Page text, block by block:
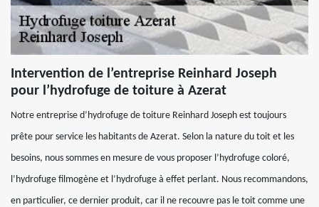
Intervention de l’entreprise Reinhard Joseph
pour l’hydrofuge de toiture à Azerat
Notre entreprise d’hydrofuge de toiture Reinhard Joseph est toujours
prête pour service les habitants de Azerat. Selon la nature du toit et les
besoins, nous sommes en mesure de vous proposer l’hydrofuge coloré,
l’hydrofuge filmogène et l’hydrofuge à effet perlant. Nous recommandons,
en particulier, ce dernier produit, car il ne recouvre pas le toit comme une